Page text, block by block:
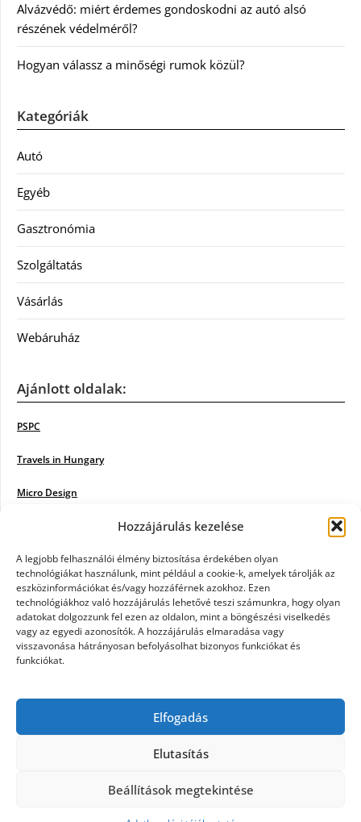
Hozzájárulás kezelése
A legjobb felhasználói élmény biztosítása érdekében olyan
technológiákat használunk, mint például a cookie-k, amelyek tárolják az
eszközinformációkat és/vagy hozzáférnek azokhoz. Ezen
technológiákhoz való hozzájárulás lehetővé teszi számunkra, hogy olyan
adatokat dolgozzunk fel ezen az oldalon, mint a böngészési viselkedés
vagy az egyedi azonosítók. A hozzájárulás elmaradása vagy
visszavonása hátrányosan befolyásolhat bizonyos funkciókat és
funkciókat.
Elfogadás
Elutasítás
Beállítások megtekintése
Alvázvédő: miért érdemes gondoskodni az autó alsó
részének védelméről?
Hogyan válassz a minőségi rumok közül?
Kategóriák
Autó
Egyéb
Gasztronómia
Szolgáltatás
Vásárlás
Webáruház
Ajánlott oldalak:
PSPC
Travels in Hungary
Micro Design
Poiwiki
Öntözőrendszer
Jazz Steps
Unicorn Multipro